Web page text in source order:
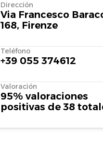
Dirección
Via Francesco
168, Firenze
Teléfono
+39 055 374612
Valoración
95% valoraciones
positivas de 38